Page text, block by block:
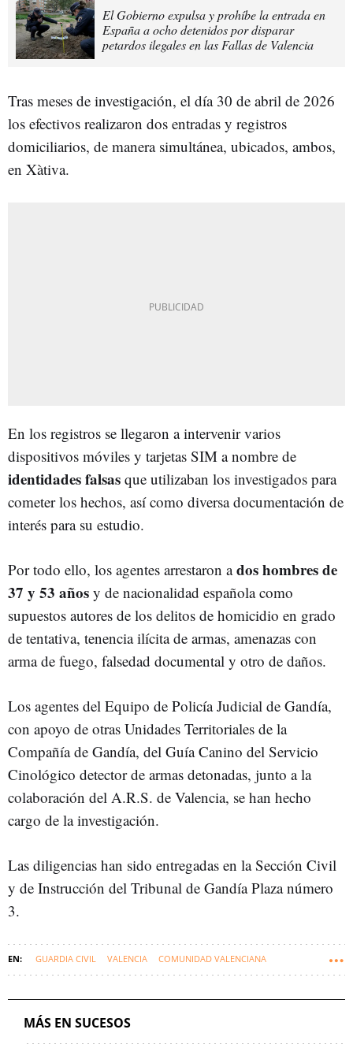
El Gobierno expulsa y prohíbe la entrada en
España a ocho detenidos por disparar
petardos ilegales en las Fallas de Valencia
Tras meses de investigación, el día 30 de abril de 2026
los efectivos realizaron dos entradas y registros
domiciliarios, de manera simultánea, ubicados, ambos,
en Xàtiva.
En los registros se llegaron a intervenir varios
dispositivos móviles y tarjetas SIM a nombre de
identidades falsas que utilizaban los investigados para
cometer los hechos, así como diversa documentación de
interés para su estudio.
Por todo ello, los agentes arrestaron ados hombres de
37 y 53 años y de nacionalidad española como
supuestos autores de los delitos de homicidio en grado
de tentativa, tenencia ilícita de armas, amenazas con
arma de fuego, falsedad documental y otro de daños.
Los agentes del Equipo de Policía Judicial de Gandía,
con apoyo de otras Unidades Territoriales de la
Compañía de Gandía, del Guía Canino del Servicio
Cinológico detector de armas detonadas, junto a la
colaboración del A.R.S. de Valencia, se han hecho
cargo de la investigación.
Las diligencias han sido entregadas en la Sección Civil
y de Instrucción del Tribunal de Gandía Plaza número
3.
GUARDIA CIVIL VALENCIA COMUNIDAD VALENCIANA
MÁS EN SUCESOS